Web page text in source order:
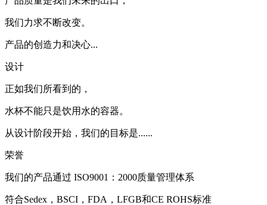
我们力求不断改变。
产品的创造力和决心...
设计
正如我们所看到的，
水杯不能只是饮用水的容器。
从设计阶段开始，我们的目标是......
荣誉
我们的产品通过 ISO9001：2000质量管理体系
符合Sedex，BSCI，FDA，LFGB和CE ROHS标准